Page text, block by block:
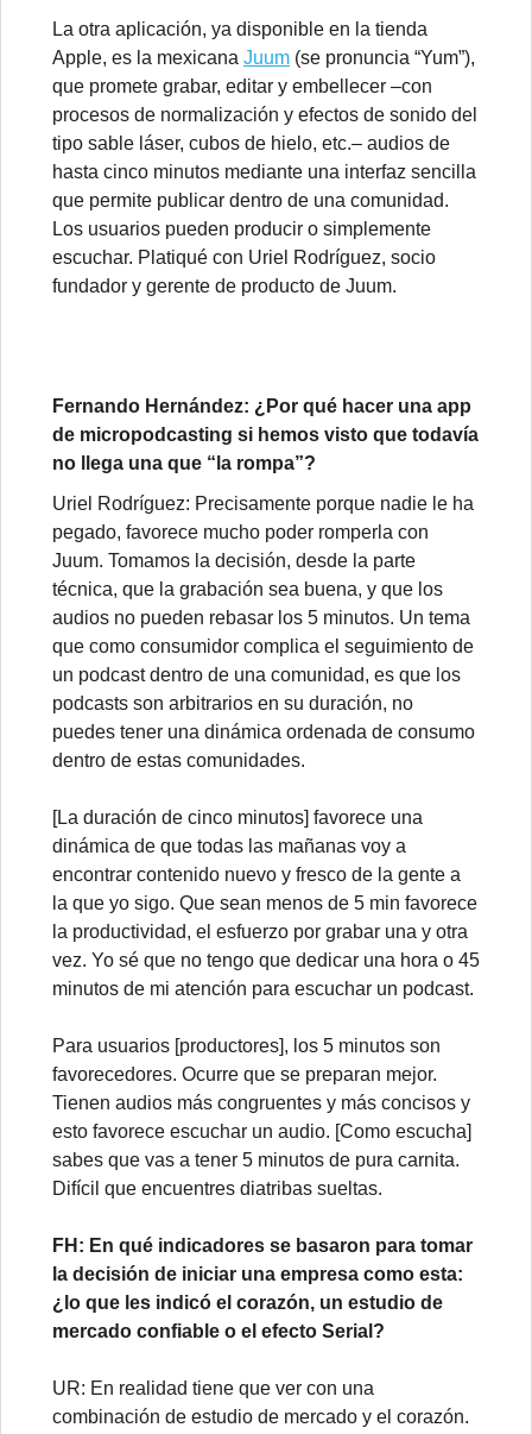
La otra aplicación, ya disponible en la tienda
Apple, es la mexicana Juum (se pronuncia “Yum”),
que promete grabar, editar y embellecer –con
procesos de normalización y efectos de sonido del
tipo sable láser, cubos de hielo, etc.– audios de
hasta cinco minutos mediante una interfaz sencilla
que permite publicar dentro de una comunidad.
Los usuarios pueden producir o simplemente
escuchar. Platiqué con Uriel Rodríguez, socio
fundador y gerente de producto de Juum.
Fernando Hernández: ¿Por qué hacer una app
de micropodcasting si hemos visto que todavía
no llega una que “la rompa”?
Uriel Rodríguez: Precisamente porque nadie le ha
pegado, favorece mucho poder romperla con
Juum. Tomamos la decisión, desde la parte
técnica, que la grabación sea buena, y que los
audios no pueden rebasar los 5 minutos. Un tema
que como consumidor complica el seguimiento de
un podcast dentro de una comunidad, es que los
podcasts son arbitrarios en su duración, no
puedes tener una dinámica ordenada de consumo
dentro de estas comunidades.
[La duración de cinco minutos] favorece una
dinámica de que todas las mañanas voy a
encontrar contenido nuevo y fresco de la gente a
la que yo sigo. Que sean menos de 5 min favorece
la productividad, el esfuerzo por grabar una y otra
vez. Yo sé que no tengo que dedicar una hora o 45
minutos de mi atención para escuchar un podcast.
Para usuarios [productores], los 5 minutos son
favorecedores. Ocurre que se preparan mejor.
Tienen audios más congruentes y más concisos y
esto favorece escuchar un audio. [Como escucha]
sabes que vas a tener 5 minutos de pura carnita.
Difícil que encuentres diatribas sueltas.
FH: En qué indicadores se basaron para tomar
la decisión de iniciar una empresa como esta:
¿lo que les indicó el corazón, un estudio de
mercado confiable o el efecto Serial?
UR: En realidad tiene que ver con una
combinación de estudio de mercado y el corazón.